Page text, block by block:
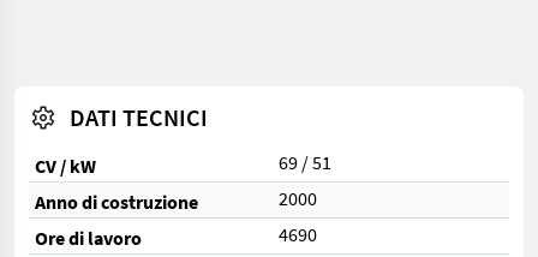
DATI TECNICI
CV / kW
69 / 51
Anno di costruzione
2000
Ore di lavoro
4690